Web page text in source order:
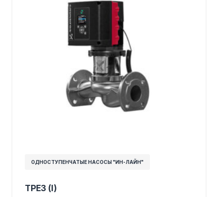
ОДНОСТУПЕНЧАТЫЕ НАСОСЫ "ИН-ЛАЙН"
TPE3 (I)